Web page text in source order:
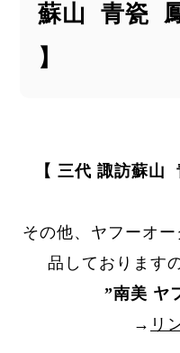
蘇山 青瓷
】
【 三代 諏訪蘇
その他、ヤフーオ
品しております
”南美 ヤ
→ リ